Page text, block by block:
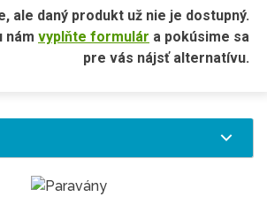
ale daný produkt už nie je dostupný.
nám vyplňte formulár a pokúsime sa
pre vás nájsť alternatívu.